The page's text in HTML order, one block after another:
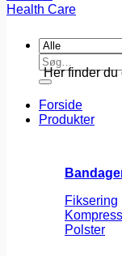
Søg
efter:
Forside
Produkter
Fiksering
Polster
Her finder du